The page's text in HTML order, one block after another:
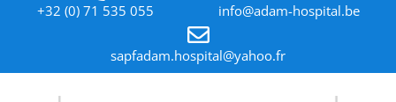
+32 (0) 71 535 055 info@adam-hospital.be
sapfadam.hospital@yahoo.fr